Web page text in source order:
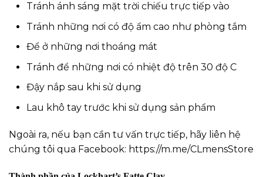
Tránh ánh sáng mặt trời chiếu trực tiếp vào
Tránh những nơi có độ ẩm cao như phòng tắm
Để ở những nơi thoáng mát
Tránh để những nơi có nhiệt độ trên 30 độ C
Đậy nắp sau khi sử dụng
Lau khô tay trước khi sử dụng sản phẩm
Ngoài ra, nếu bạn cần tư vấn trực tiếp, hãy liên hệ
chúng tôi qua Facebook: https://m.me/CLmensStore